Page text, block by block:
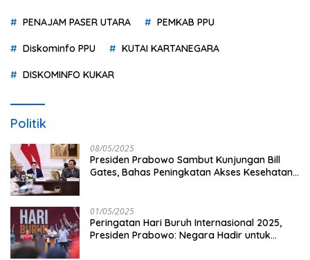
PENAJAM PASER UTARA PEMKAB PPU
Diskominfo PPU KUTAI KARTANEGARA
DISKOMINFO KUKAR
Politik
08/05/2025
Presiden Prabowo Sambut Kunjungan Bill
Gates, Bahas Peningkatan Akses Kesehatan
01/05/2025
Peringatan Hari Buruh Internasional 2025,
Presiden Prabowo: Negara Hadir untuk